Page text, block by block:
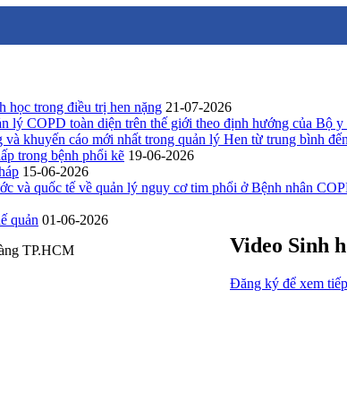
Video Sinh
Đăng ký để xem
học trong điều trị hen nặng 21-07-2026
lý COPD toàn diện trên thế giới theo định hướng của Bộ y
khuyến cáo mới nhất trong quản lý Hen từ trung bình
trong bệnh phổi kẽ 19-06-2026
15-06-2026
và quốc tế về quản lý nguy cơ tim phổi ở Bệnh nhân
quản 01-06-2026
TP.HCM